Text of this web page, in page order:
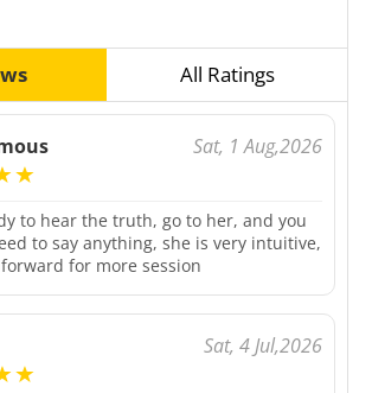
All Ratings
Sat, 1 Aug,2026
to hear the truth, go to her, and you
to say anything, she is very intuitive,
for more session
Sat, 4 Jul,2026